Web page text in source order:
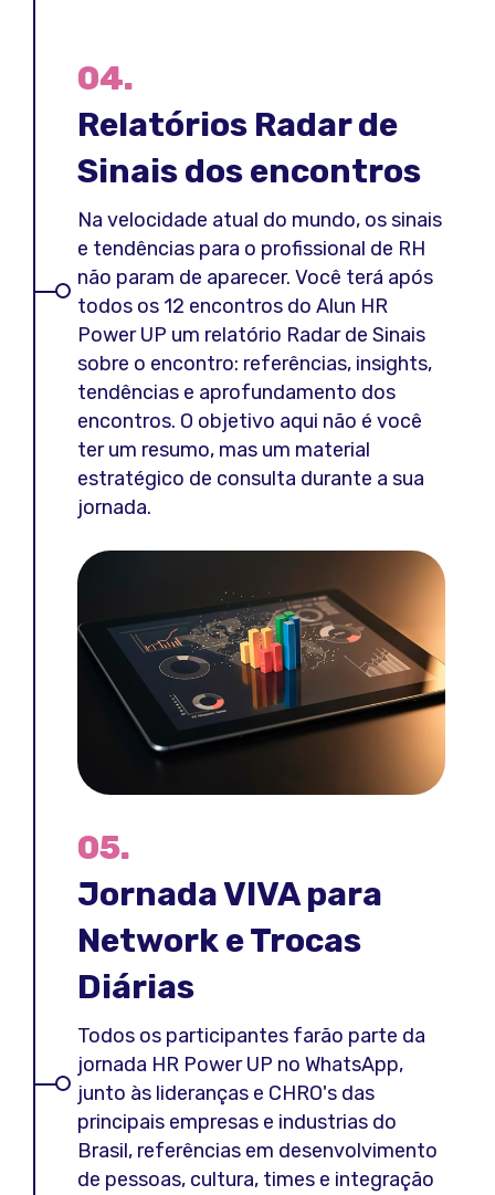
04.
Relatórios Radar de
Sinais dos encontros
Na velocidade atual do mundo, os sinais
e tendências para o profissional de RH
não param de aparecer. Você terá após
todos os 12 encontros do Alun HR
Power UP um relatório Radar de Sinais
sobre o encontro: referências, insights,
tendências e aprofundamento dos
encontros. O objetivo aqui não é você
ter um resumo, mas um material
estratégico de consulta durante a sua
jornada.
05.
Jornada VIVA para
Network e Trocas
Diárias
Todos os participantes farão parte da
jornada HR Power UP no WhatsApp,
junto às lideranças e CHRO's das
principais empresas e industrias do
Brasil, referências em desenvolvimento
de pessoas, cultura, times e integração